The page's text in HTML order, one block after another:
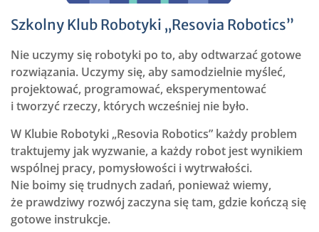
Szkolny Klub Robotyki „Resovia Robotics”
Nie uczymy się robotyki po to, aby odtwarzać gotowe
rozwiązania. Uczymy się, aby samodzielnie myśleć,
projektować, programować, eksperymentować
i tworzyć rzeczy, których wcześniej nie było.
W Klubie Robotyki „Resovia Robotics” każdy problem
traktujemy jak wyzwanie, a każdy robot jest wynikiem
wspólnej pracy, pomysłowości i wytrwałości.
Nie boimy się trudnych zadań, ponieważ wiemy,
że prawdziwy rozwój zaczyna się tam, gdzie kończą się
gotowe instrukcje.